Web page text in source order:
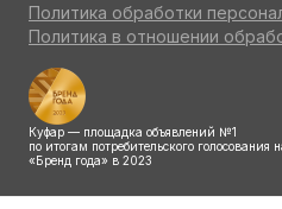
Политика обработки
Политика в отношении
Куфар — площадка объявлений №1
по итогам потребительского голосования
«Бренд года» в 2023